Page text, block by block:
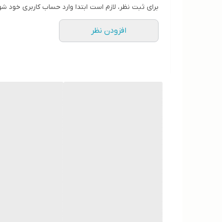
برای ثبت نظر، لازم است ابتدا وارد حساب کاربری خود
افزودن نظر